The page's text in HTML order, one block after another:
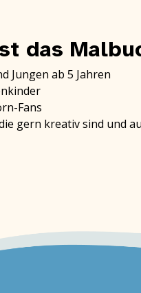
das
Jungen ab 5 Jahren
Fans
gern kreativ sind und